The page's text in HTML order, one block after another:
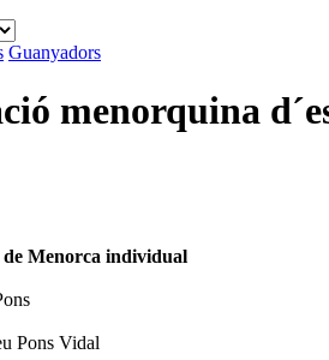
Guanyadors
menorquina
Menorca individual
Pons Vidal